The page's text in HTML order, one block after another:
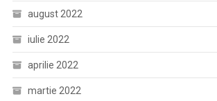
august 2022
iulie 2022
aprilie 2022
martie 2022